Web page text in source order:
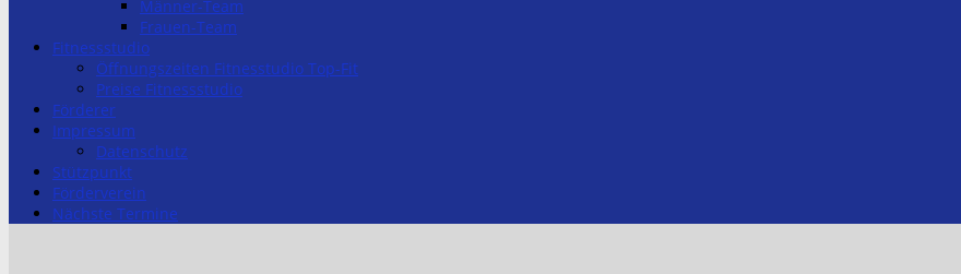
Männer-Team
Frauen-Team
Fitnessstudio
Öffnungszeiten Fitnesstudio Top-Fit
Preise Fitnessstudio
Förderer
Impressum
Datenschutz
Stützpunkt
Förderverein
Nächste Termine